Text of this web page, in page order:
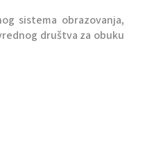
sistema obrazovanja,
društva za obuku